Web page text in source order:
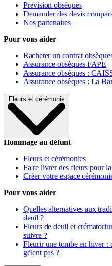
Prévision obsèques
Demander des devis
Nos partenaires
Pour vous aider
Racheter un contrat
Assurance obsèques FAPE
Assurance obsèques :
Assurance obsèques : La
Fleurs et cérémonie
Hommage au défunt
Fleurs et cérémonies
Faire livrer des fleurs pour
Créer votre espace
Pour vous aider
Quelles alternatives aux
deuil ?
Fleurs de deuil et
suivre ?
Fleurir une tombe en hiver :
gèlent pas ?